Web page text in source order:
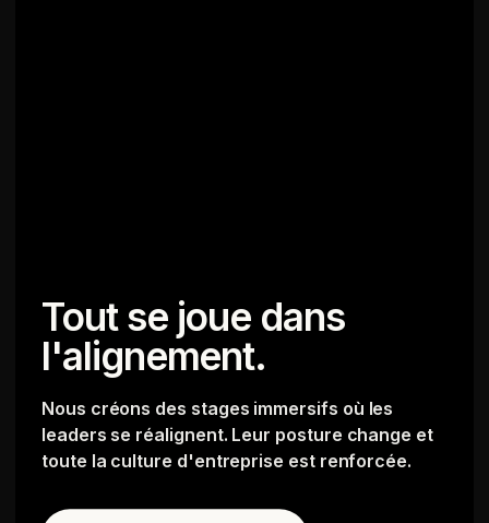
Tout se joue dans
l'alignement.
Nous créons des stages immersifs où les
leaders se réalignent. Leur posture change et
toute la culture d'entreprise est renforcée.